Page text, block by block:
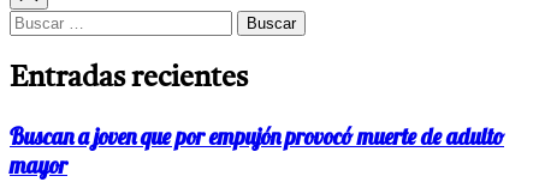
entradas
Buscar:
Entradas recientes
Buscan a joven que por empujón provocó muerte de adulto
mayor